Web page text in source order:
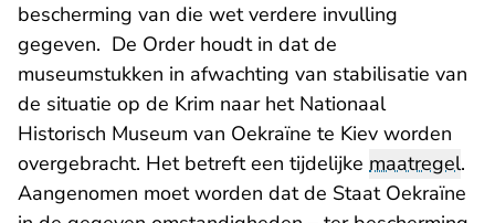
bescherming van die wet verdere invulling
gegeven. De Order houdt in dat de
museumstukken in afwachting van stabilisatie van
de situatie op de Krim naar het Nationaal
Historisch Museum van Oekraïne te Kiev worden
overgebracht. Het betreft een tijdelijke maatregel.
Aangenomen moet worden dat de Staat Oekraïne